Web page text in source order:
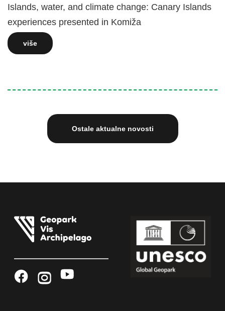
Islands, water, and climate change: Canary Islands
experiences presented in Komiža
više
Ostale aktualne novosti